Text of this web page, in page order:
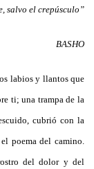
salvo el crepúsculo”
BASHO
labios y llantos que
ti; una trampa de la
cubrió con la
poema del camino.
del dolor y del